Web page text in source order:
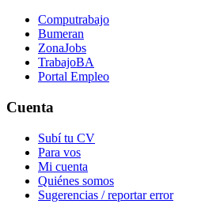
Computrabajo
Bumeran
ZonaJobs
TrabajoBA
Portal Empleo
Cuenta
Subí tu CV
Para vos
Mi cuenta
Quiénes somos
Sugerencias / reportar error